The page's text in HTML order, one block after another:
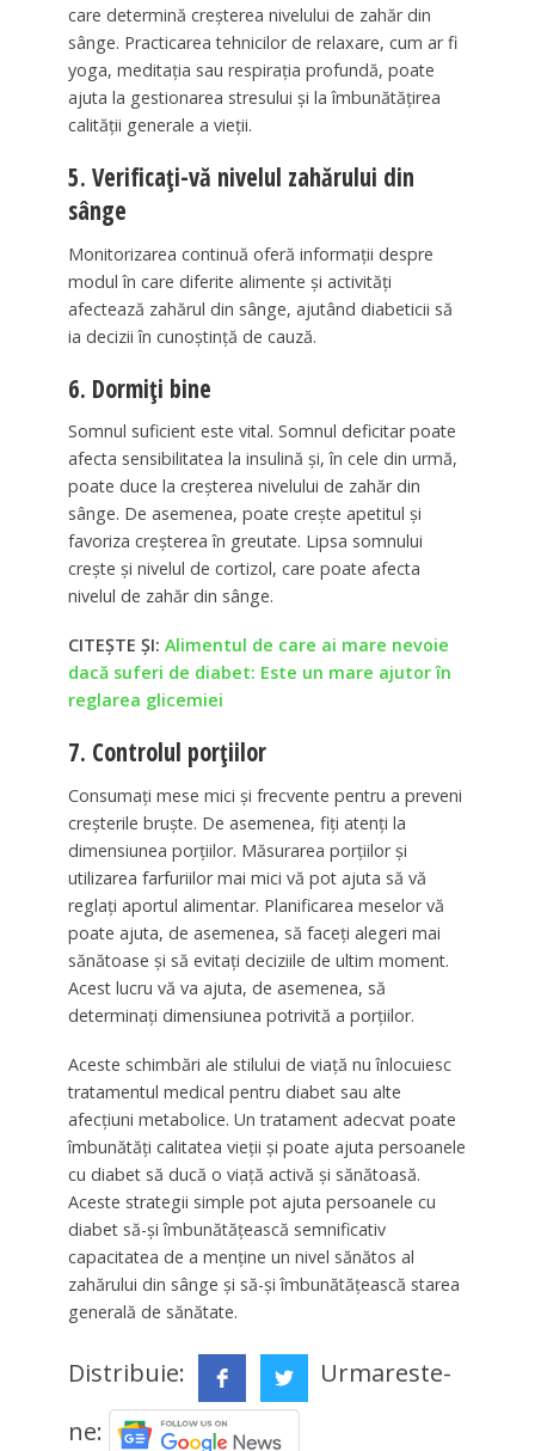
care determină creșterea nivelului de zahăr din
sânge. Practicarea tehnicilor de relaxare, cum ar fi
yoga, meditația sau respirația profundă, poate
ajuta la gestionarea stresului și la îmbunătățirea
calității generale a vieții.
5. Verificați-vă nivelul zahărului din
sânge
Monitorizarea continuă oferă informații despre
modul în care diferite alimente și activități
afectează zahărul din sânge, ajutând diabeticii să
ia decizii în cunoștință de cauză.
6. Dormiți bine
Somnul suficient este vital. Somnul deficitar poate
afecta sensibilitatea la insulină și, în cele din urmă,
poate duce la creșterea nivelului de zahăr din
sânge. De asemenea, poate crește apetitul și
favoriza creșterea în greutate. Lipsa somnului
crește și nivelul de cortizol, care poate afecta
nivelul de zahăr din sânge.
CITEȘTE ȘI: Alimentul de care ai mare nevoie
dacă suferi de diabet: Este un mare ajutor în
reglarea glicemiei
7. Controlul porțiilor
Consumați mese mici și frecvente pentru a preveni
creșterile bruște. De asemenea, fiți atenți la
dimensiunea porțiilor. Măsurarea porțiilor și
utilizarea farfuriilor mai mici vă pot ajuta să vă
reglați aportul alimentar. Planificarea meselor vă
poate ajuta, de asemenea, să faceți alegeri mai
sănătoase și să evitați deciziile de ultim moment.
Acest lucru vă va ajuta, de asemenea, să
determinați dimensiunea potrivită a porțiilor.
Aceste schimbări ale stilului de viață nu înlocuiesc
tratamentul medical pentru diabet sau alte
afecțiuni metabolice. Un tratament adecvat poate
îmbunătăți calitatea vieții și poate ajuta persoanele
cu diabet să ducă o viață activă și sănătoasă.
Aceste strategii simple pot ajuta persoanele cu
diabet să-și îmbunătățească semnificativ
capacitatea de a menține un nivel sănătos al
zahărului din sânge și să-și îmbunătățească starea
generală de sănătate.
Distribuie:
Urmareste-
ne: